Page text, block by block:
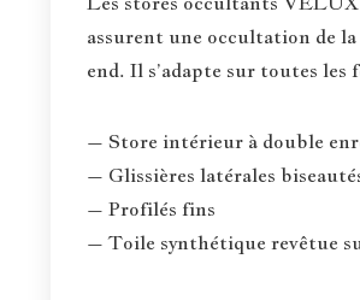
assurent une occultation de
end. Il s’adapte sur toutes
– Store intérieur à double
– Glissières latérales
– Profilés fins
– Toile synthétique revêtue